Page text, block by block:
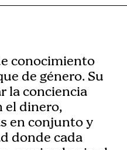
conocimiento
de género. Su
la conciencia
el dinero,
en conjunto y
donde cada